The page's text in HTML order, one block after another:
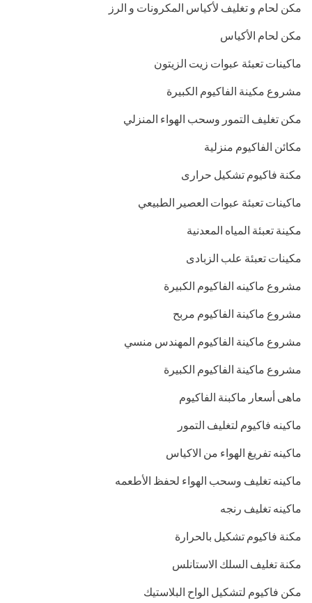
مكن لحام و تغليف لأكياس المكرونات و الرز
مكن لحام الأكياس
ماكينات تعبئة عبوات زيت الزيتون
مشروع مكينة الفاكيوم الكبيرة
مكن تغليف التمور وسحب الهواء المنزلي
مكائن الفاكيوم منزلية
مكنة فاكيوم تشكيل حرارى
ماكينات تعبئة عبوات العصير الطبيعي
مكينة تعبئة المياه المعدنية
مكينات تعبئة علب الزبادى
مشروع ماكينه الفاكيوم الكبيرة
مشروع ماكينة الفاكيوم مربح
مشروع ماكينة الفاكيوم المهندس منسي
مشروع ماكينة الفاكيوم الكبيرة
ماهى أسعار ماكبنة الفاكيوم
ماكينه فاكيوم لتغليف التمور
ماكينه تفريغ الهواء من الاكياس
ماكينه تغليف وسحب الهواء لحفظ الأطعمه
ماكينه تغليف رنجه
مكنة فاكيوم تشكيل بالحرارة
مكنة تغليف السلك الاستانلس
مكن فاكيوم لتشكيل الواح البلاستيك